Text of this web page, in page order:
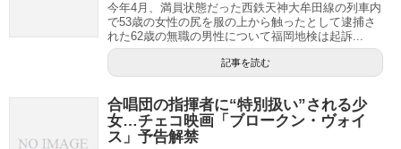
今年4月、満員状態だった西鉄天神大牟田線の列車内
で53歳の女性の尻を服の上から触ったとして逮捕さ
れた62歳の無職の男性について福岡地検は起訴...
記事を読む
合唱団の指揮者に“特別扱い”される少
女…チェコ映画「ブロークン・ヴォイ
ス」予告解禁